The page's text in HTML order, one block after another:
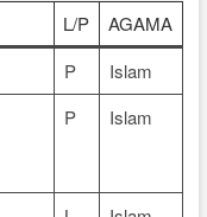
L/P
AGAMA
P
Islam
P Islam